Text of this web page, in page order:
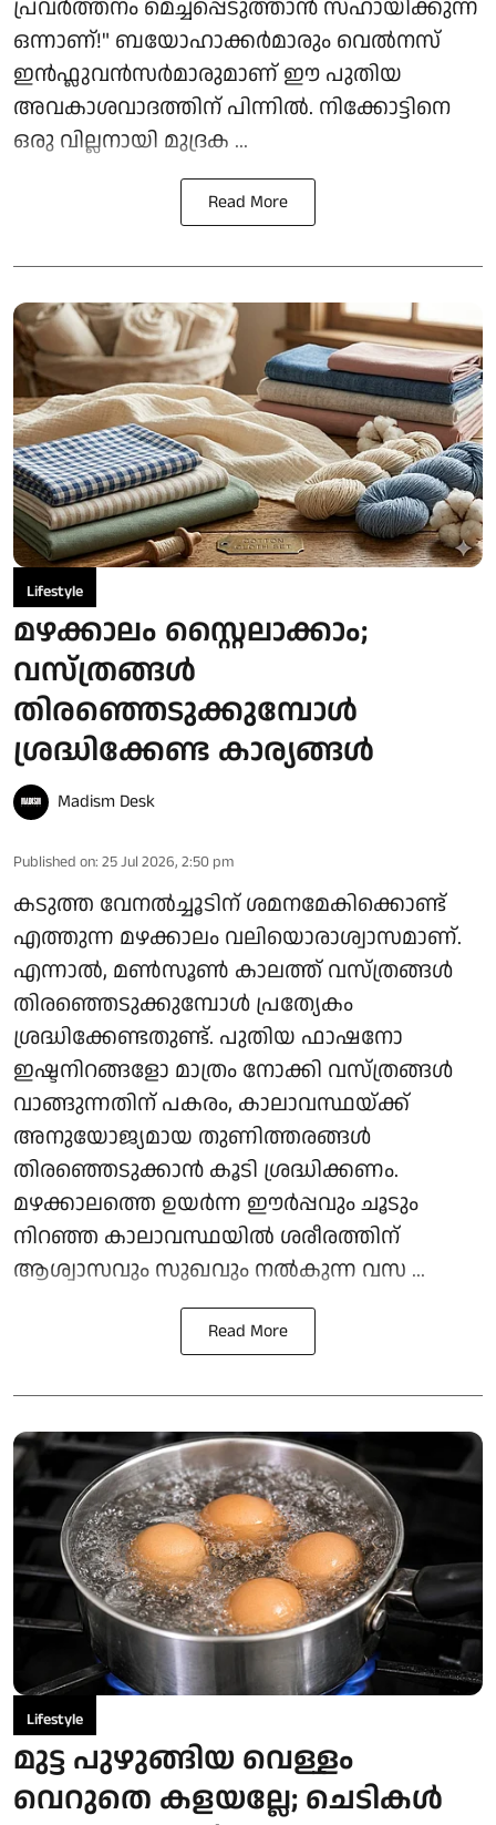
പ്രവർത്തനം മെച്ചപ്പെടുത്താൻ സഹായിക്കുന്ന
ഒന്നാണ്!" ബയോഹാക്കർമാരും വെൽനസ്
ഇൻഫ്ലുവൻസർമാരുമാണ് ഈ പുതിയ
അവകാശവാദത്തിന് പിന്നിൽ. നിക്കോട്ടിനെ
ഒരു വില്ലനായി മുദ്രക ...
Read More
Lifestyle
മഴക്കാലം സ്റ്റൈലാക്കാം;
വസ്ത്രങ്ങൾ
തിരഞ്ഞെടുക്കുമ്പോൾ
ശ്രദ്ധിക്കേണ്ട കാര്യങ്ങൾ
Madism Desk
Published on: 25 Jul 2026, 2:50 pm
കടുത്ത വേനൽച്ചൂടിന് ശമനമേകിക്കൊണ്ട്
എത്തുന്ന മഴക്കാലം വലിയൊരാശ്വാസമാണ്.
എന്നാൽ, മൺസൂൺ കാലത്ത് വസ്ത്രങ്ങൾ
തിരഞ്ഞെടുക്കുമ്പോൾ പ്രത്യേകം
ശ്രദ്ധിക്കേണ്ടതുണ്ട്. പുതിയ ഫാഷനോ
ഇഷ്ടനിറങ്ങളോ മാത്രം നോക്കി വസ്ത്രങ്ങൾ
വാങ്ങുന്നതിന് പകരം, കാലാവസ്ഥയ്ക്ക്
അനുയോജ്യമായ തുണിത്തരങ്ങൾ
തിരഞ്ഞെടുക്കാൻ കൂടി ശ്രദ്ധിക്കണം.
മഴക്കാലത്തെ ഉയർന്ന ഈർപ്പവും ചൂടും
നിറഞ്ഞ കാലാവസ്ഥയിൽ ശരീരത്തിന്
ആശ്വാസവും സുഖവും നൽകുന്ന വസ ...
Read More
Lifestyle
മുട്ട പുഴുങ്ങിയ വെള്ളം
വെറുതെ കളയല്ലേ; ചെടികൾ